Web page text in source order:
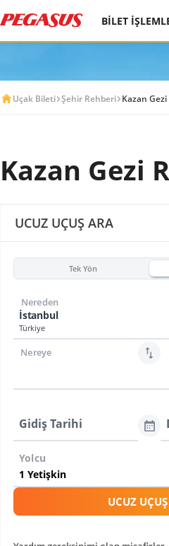
BİLET
Uçak Bileti Şehir Rehberi Kazan
Kazan Gezi
UCUZ UÇUŞ ARA
Tek Yön
İstanbul
Türkiye
Nereden
Nereye
Gidiş Tarihi
Yolcu
UCUZ